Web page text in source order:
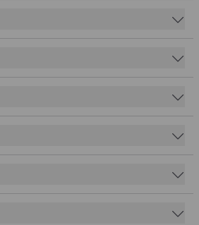
Zone Control können
Connect-App mehrere
individuellen Einstellungen
lassen sich temporäre
um saisonale Wildblumen zu
für Gartenprojekte zu
der Mäher Hindernisse und
Dadurch mäht er ganz